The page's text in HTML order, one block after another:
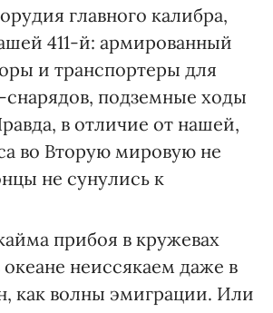
главного калибра,
411-й: армированный
и транспортеры для
снарядов, подземные ходы
в отличие от нашей,
во Вторую мировую не
не сунулись к
прибоя в кружевах
неиссякаем даже в
как волны эмиграции. Или